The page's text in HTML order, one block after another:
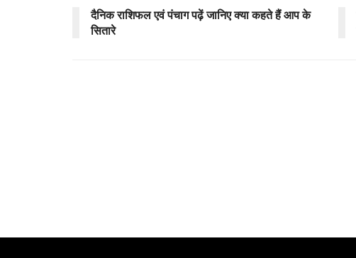
दैनिक राशिफल एवं पंचाग पढ़ें जानिए क्या कहते हैं आप के
सितारे